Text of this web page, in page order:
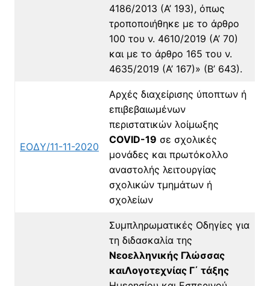
4186/2013 (Α’ 193), όπως
τροποποιήθηκε με το άρθρο
100 του ν. 4610/2019 (Α’ 70)
και με το άρθρο 165 του ν.
4635/2019 (Α’ 167)» (Β’ 643).
ΕΟΔΥ/11-11-2020
Αρχές διαχείρισης ύποπτων ή
επιβεβαιωμένων
περιστατικών λοίμωξης
COVID-19 σε σχολικές
μονάδες και πρωτόκολλο
αναστολής λειτουργίας
σχολικών τμημάτων ή
σχολείων
Συμπληρωματικές Οδηγίες για
τη διδασκαλία της
Νεοελληνικής Γλώσσας
καιΛογοτεχνίας Γ΄ τάξης